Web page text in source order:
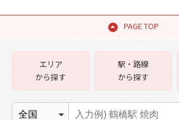
PAGE TOP
エリア
から探す
駅・路線
から探す